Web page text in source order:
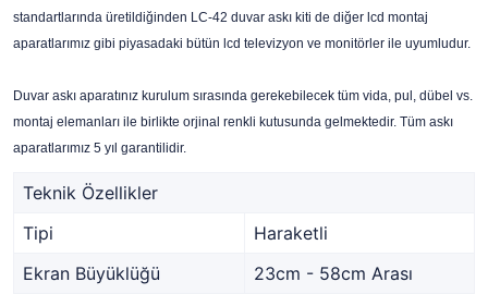
standartlarında üretildiğinden LC-42 duvar askı kiti de diğer lcd montaj
aparatlarımız gibi piyasadaki bütün lcd televizyon ve monitörler ile uyumludur.
Duvar askı aparatınız kurulum sırasında gerekebilecek tüm vida, pul, dübel vs.
montaj elemanları ile birlikte orjinal renkli kutusunda gelmektedir. Tüm askı
aparatlarımız 5 yıl garantilidir.
Teknik Özellikler
Tipi
Haraketli
Ekran Büyüklüğü
23cm - 58cm Arası